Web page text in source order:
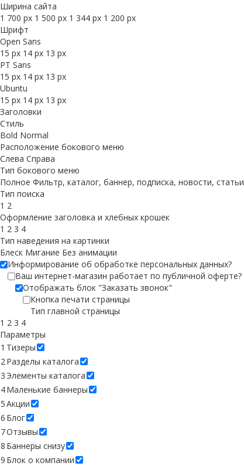
Ширина сайта
1 700 px 1 500 px 1 344 px 1 200 px
Шрифт
Open Sans
15 px 14 px 13 px
PT Sans
15 px 14 px 13 px
Ubuntu
15 px 14 px 13 px
Заголовки
Стиль
Bold Normal
Расположение бокового меню
Слева Справа
Тип бокового меню
Полное Фильтр, каталог, баннер, подписка, новости, статьи
Тип поиска
1 2
Оформление заголовка и хлебных крошек
1 2 3 4
Тип наведения на картинки
Блеск Мигание Без анимации
Информирование об обработке персональных данных?
Ваш интернет-магазин работает по публичной оферте?
Отображать блок "Заказать звонок"
Кнопка печати страницы
Тип главной страницы
1 2 3 4
Параметры
1 Тизеры
2Разделы каталога
3 Элементы каталога
4Маленькие баннеры
5Акции
6 Блог
7Отзывы
8 Баннеры снизу
9 Блок о компании